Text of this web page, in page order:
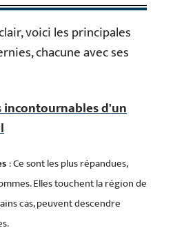
voici les principales
chacune avec ses
incontournables d'un
: Ce sont les plus répandues,
Elles touchent la région de
cas, peuvent descendre